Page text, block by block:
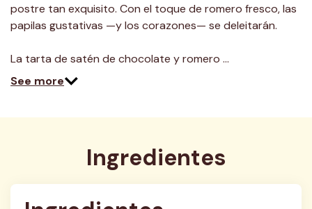
postre tan exquisito. Con el toque de romero fresco, las
papilas gustativas —y los corazones— se deleitarán.
La tarta de satén de chocolate y romero …
See more
Ingredientes